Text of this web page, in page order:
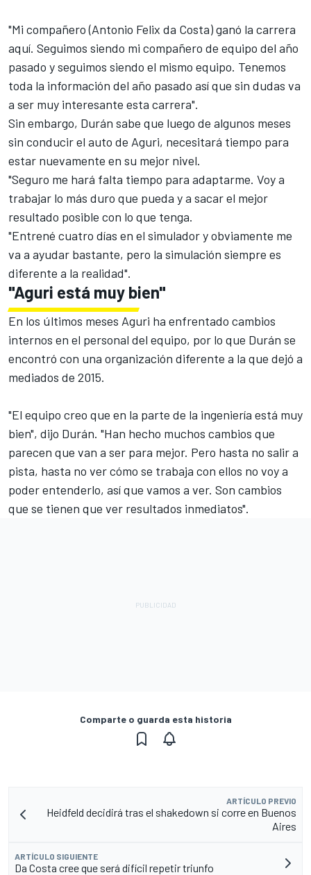
"Mi compañero (Antonio Felix da Costa) ganó la carrera
aquí. Seguimos siendo mi compañero de equipo del año
pasado y seguimos siendo el mismo equipo. Tenemos
toda la información del año pasado así que sin dudas va
a ser muy interesante esta carrera".
Sin embargo, Durán sabe que luego de algunos meses
sin conducir el auto de Aguri, necesitará tiempo para
estar nuevamente en su mejor nivel.
"Seguro me hará falta tiempo para adaptarme. Voy a
trabajar lo más duro que pueda y a sacar el mejor
resultado posible con lo que tenga.
"Entrené cuatro días en el simulador y obviamente me
va a ayudar bastante, pero la simulación siempre es
diferente a la realidad".
"Aguri está muy bien"
En los últimos meses Aguri ha enfrentado cambios
internos en el personal del equipo, por lo que Durán se
encontró con una organización diferente a la que dejó a
mediados de 2015.
"El equipo creo que en la parte de la ingeniería está muy
bien", dijo Durán. "Han hecho muchos cambios que
parecen que van a ser para mejor. Pero hasta no salir a
pista, hasta no ver cómo se trabaja con ellos no voy a
poder entenderlo, así que vamos a ver. Son cambios
que se tienen que ver resultados inmediatos".
Comparte o guarda esta historia
ARTÍCULO PREVIO
Heidfeld decidirá tras el shakedown si corre en Buenos
Aires
ARTÍCULO SIGUIENTE
Da Costa cree que será difícil repetir triunfo